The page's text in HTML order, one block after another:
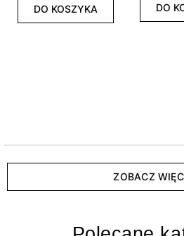
DO KOSZYKA DO
ZOBACZ